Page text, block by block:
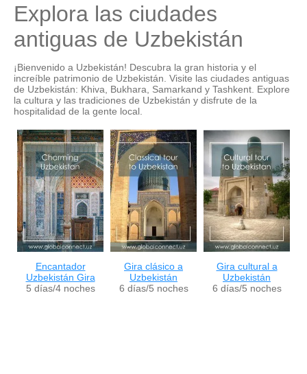
Explora las ciudades
antiguas de Uzbekistán
¡Bienvenido a Uzbekistán! Descubra la gran historia y el
increíble patrimonio de Uzbekistán. Visite las ciudades antiguas
de Uzbekistán: Khiva, Bukhara, Samarkand y Tashkent. Explore
la cultura y las tradiciones de Uzbekistán y disfrute de la
hospitalidad de la gente local.
Encantador
Uzbekistán Gira
5 días/4 noches
Gira clásico a
Uzbekistán
6 días/5 noches
Gira cultural a
Uzbekistán
6 días/5 noches